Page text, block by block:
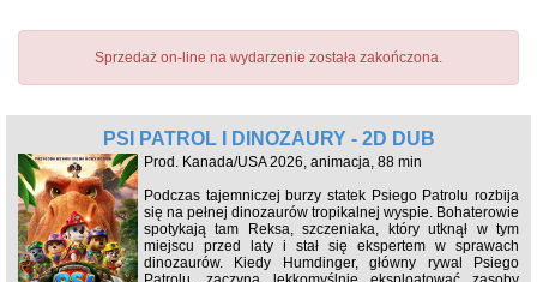
Sprzedaż on-line na wydarzenie została zakończona.
PSI PATROL I DINOZAURY - 2D DUB
Prod. Kanada/USA 2026, animacja, 88 min
Podczas tajemniczej burzy statek Psiego Patrolu rozbija
się na pełnej dinozaurów tropikalnej wyspie. Bohaterowie
spotykają tam Reksa, szczeniaka, który utknął w tym
miejscu przed laty i stał się ekspertem w sprawach
dinozaurów. Kiedy Humdinger, główny rywal Psiego